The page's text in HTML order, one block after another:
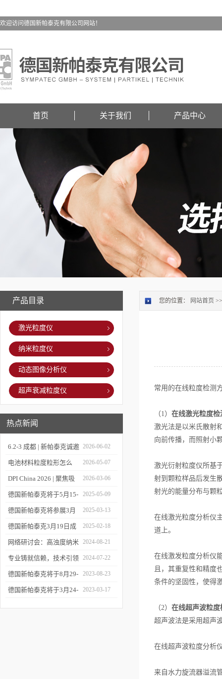
欢迎访问德国新帕泰克有限公司网站！
首页 关于我们 产品中心
产品目录
激光粒度仪
纳米粒度仪
动态图像分析仪
超声衰减粒度仪
热点新闻
6.2-3 成都 | 新帕泰克诚邀
您相约CPI西南制药工业
大会
2026-06-02
电池材料粒度粒形怎么
测？德国新帕泰克邀您共
赴CIBF2026
2026-05-07
DPI China 2026 | 聚焦吸
入制剂前沿，共探技术创
新之路
2026-03-06
德国新帕泰克将于5月15-
17日参加深圳CIBF电池
展
2025-05-09
德国新帕泰克将参展3月
20-21日成都CPI制药工业
大会
2025-03-13
德国新帕泰克3月19日成
都粒度与粒形分析研讨会
诚邀参与
2025-02-18
网络研讨会：高浊度纳米
颗粒分散体系中的粒度分
析
2024-08-21
专业铸就信赖，技术引领
未来——新帕泰克中国20
周年
2024-07-22
德国新帕泰克将于8月29-
31日参加Formnext 2023
2023-08-23
德国新帕泰克将于3月24- 2023-03-17
您的位置： 网站首页
常用的在线粒度检测
（1） 在线激光粒度检
激光法是以米氏散射
向前传播，而照射小
激光衍射粒度仪所基
射到颗粒样品后发生
射光的能量分布与颗
在线激光粒度分析仪
道上。
在线激发粒度分析仪
且，其重复性和精度
条件的坚固性，使得
（2） 在线超声波粒度
超声波法是采用超声
在线超声波粒度分析
来自水力旋流器溢流